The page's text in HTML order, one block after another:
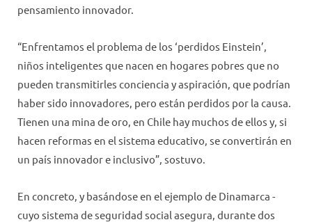
pensamiento innovador.
“Enfrentamos el problema de los ‘perdidos Einstein’,
niños inteligentes que nacen en hogares pobres que no
pueden transmitirles conciencia y aspiración, que podrían
haber sido innovadores, pero están perdidos por la causa.
Tienen una mina de oro, en Chile hay muchos de ellos y, si
hacen reformas en el sistema educativo, se convertirán en
un país innovador e inclusivo”, sostuvo.
En concreto, y basándose en el ejemplo de Dinamarca -
cuyo sistema de seguridad social asegura, durante dos